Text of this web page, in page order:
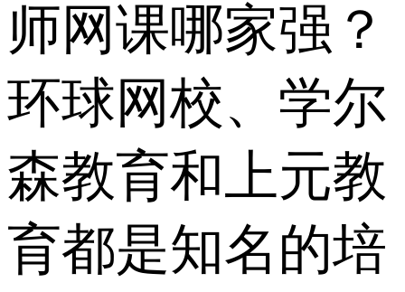
师网课哪家强？
环球网校、学尔
森教育和上元教
育都是知名的培